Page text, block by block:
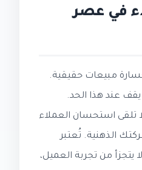
في عصر
مبيعات حقيقية.
يقف عند هذا الحد.
تلقى استحسان العملاء
الذهنية. تُعتبر
يتجزأ من تجربة العميل،